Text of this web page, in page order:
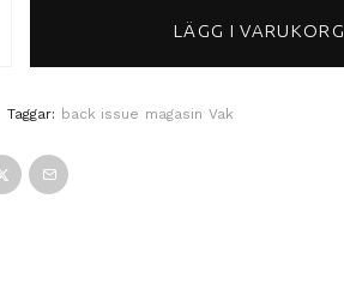
årgang (2014) mängd
LÄGG I VARUKORG
Taggar: back issue magasin Vak